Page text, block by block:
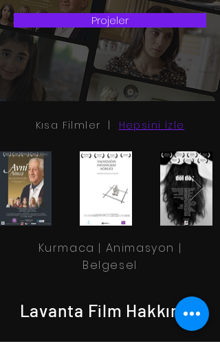
Projeler
Kısa Filmler | Hepsini İzle
Kurmaca | Animasyon |
Belgesel
Lavanta Film Hakkında